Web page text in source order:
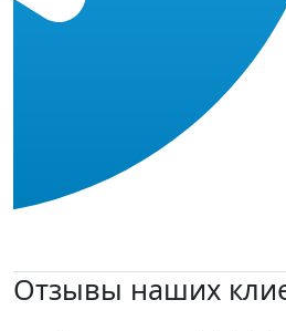
Отзывы наших